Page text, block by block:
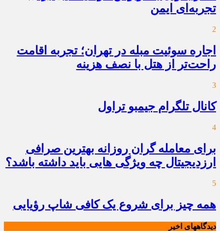
تجربه‌ای ایمن
2
اجاره سوئیت مبله در تهران؛ تجربه اقامت
راحت‌تر از هتل با نصف هزینه
3
کانال تلگرام جیمبو تراول
4
برای معامله گران روزانه بهترین صرافی
ارزدیجیتال چه ویژگی هایی باید داشته باشد؟
5
همه چیز برای شروع یک کافی شاپ رؤیایی
دیدگاههای اخیر